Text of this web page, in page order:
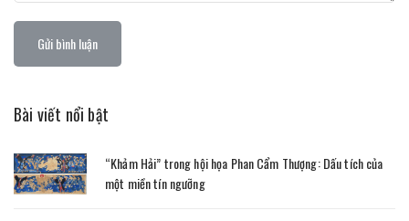
Gửi bình luận
Bài viết nổi bật
“Khảm Hải” trong hội họa Phan Cẩm Thượng: Dấu tích của
một miền tín ngưỡng